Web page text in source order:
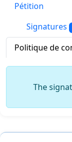
Pétition
Signatures
Politique de
The